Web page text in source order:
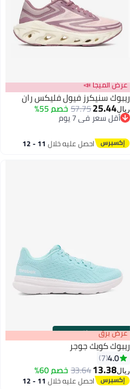
عرض الميجا 📣
ريبوك سنيكرز فيول فليكس ران
ريال25.44
57.75خصم 55%
أقل سعر في 7 يوم
أقل سعر في 7 يوم
احصل عليه خلال 11 - 12
00m:00s
·باقي 100% عرض برق
ريبوك كويك جوجر
4.0
7
ريال13.38
33.64خصم 60%
احصل عليه خلال 11 - 12